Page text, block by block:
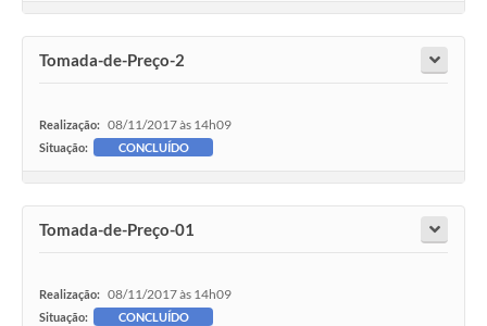
Tomada-de-Preço-2
Realização: 08/11/2017 às 14h09
Situação: CONCLUÍDO
Tomada-de-Preço-01
Realização: 08/11/2017 às 14h09
Situação: CONCLUÍDO